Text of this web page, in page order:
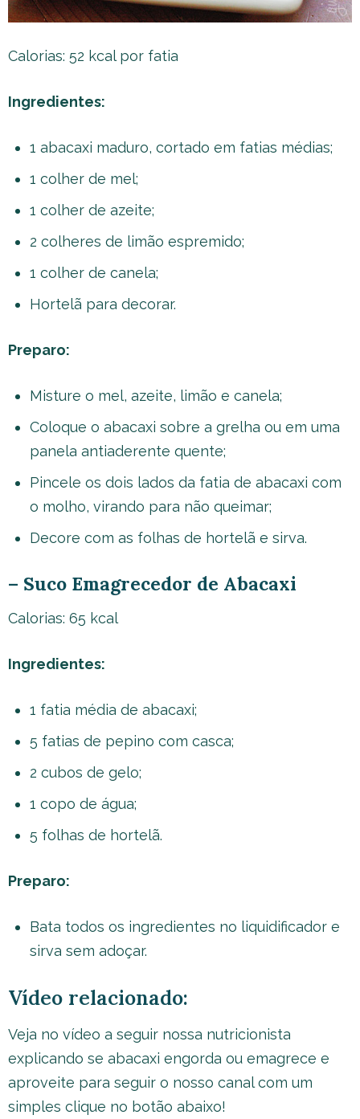
Calorias: 52 kcal por fatia
Ingredientes:
1 abacaxi maduro, cortado em fatias médias;
1 colher de mel;
1 colher de azeite;
2 colheres de limão espremido;
1 colher de canela;
Hortelã para decorar.
Preparo:
Misture o mel, azeite, limão e canela;
Coloque o abacaxi sobre a grelha ou em uma
panela antiaderente quente;
Pincele os dois lados da fatia de abacaxi com
o molho, virando para não queimar;
Decore com as folhas de hortelã e sirva.
– Suco Emagrecedor de Abacaxi
Calorias: 65 kcal
Ingredientes:
1 fatia média de abacaxi;
5 fatias de pepino com casca;
2 cubos de gelo;
1 copo de água;
5 folhas de hortelã.
Preparo:
Bata todos os ingredientes no liquidificador e
sirva sem adoçar.
Vídeo relacionado:
Veja no vídeo a seguir nossa nutricionista
explicando se abacaxi engorda ou emagrece e
aproveite para seguir o nosso canal com um
simples clique no botão abaixo!